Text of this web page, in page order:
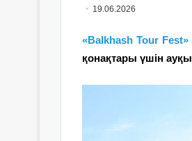
19.06.2026
«Balkhash Tour Fest»
қонақтары үшін